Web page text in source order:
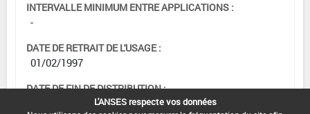
INTERVALLE MINIMUM ENTRE APPLICATIONS :
-
DATE DE RETRAIT DE L'USAGE :
01/02/1997
DATE DE FIN DE DISTRIBUTION :
L'ANSES respecte vos données